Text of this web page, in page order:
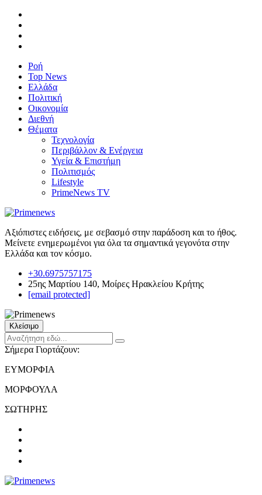
Ροή
Top News
Ελλάδα
Πολιτική
Οικονομία
Διεθνή
Θέματα
Τεχνολογία
Περιβάλλον & Ενέργεια
Υγεία & Επιστήμη
Πολιτισμός
Lifestyle
PrimeNews TV
Αξιόπιστες ειδήσεις, με σεβασμό στην παράδοση και το ήθος.
Μείνετε ενημερωμένοι για όλα τα σημαντικά γεγονότα στην
Ελλάδα και τον κόσμο.
+30.6975757175
25ης Μαρτίου 140, Μοίρες Ηρακλείου Κρήτης
[email protected]
Κλείσιμο
Σήμερα Γιορτάζουν:
ΕΥΜΟΡΦΙΑ
ΜΟΡΦΟΥΛΑ
ΣΩΤΗΡΗΣ